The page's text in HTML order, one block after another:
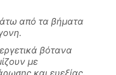
από τα βήματα
βότανα
με